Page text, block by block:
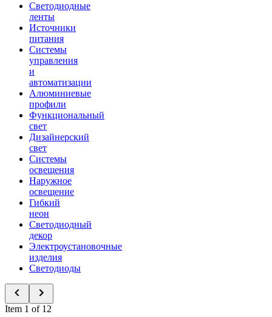
Светодиодные
ленты
Источники
питания
Системы
управления
и
автоматизации
Алюминиевые
профили
Функциональный
свет
Дизайнерский
свет
Системы
освещения
Наружное
освещение
Гибкий
неон
Светодиодный
декор
Электроустановочные
изделия
Светодиоды
Item 1 of 12